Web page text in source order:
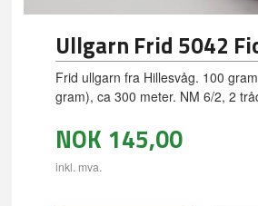
Ullgarn Frid 5042
Frid ullgarn fra Hillesvåg. 100
gram), ca 300 meter. NM 6/2, 2
NOK 145,00
inkl. mva.